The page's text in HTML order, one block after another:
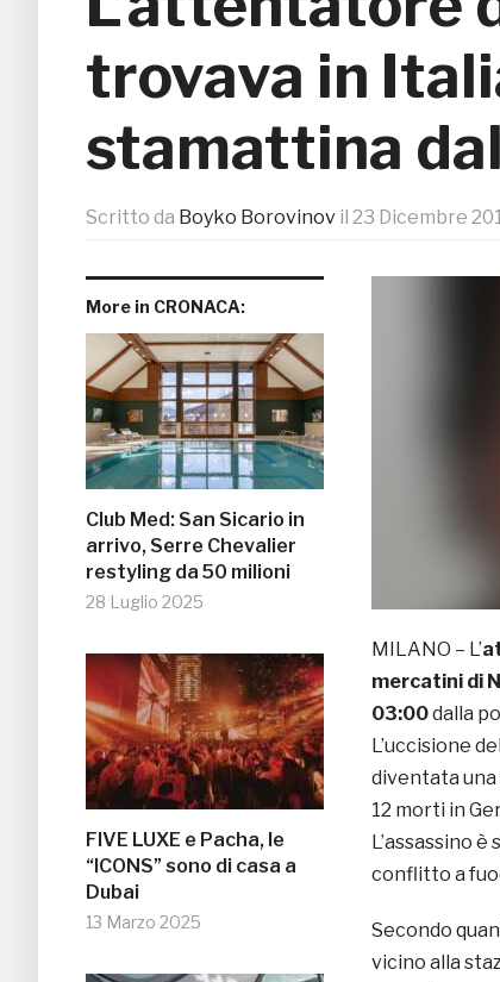
trovava in
stamattina
Scritto da Boyko Borovinov il 23 Dicembre
More in CRONACA:
Club Med: San Sicario in
arrivo, Serre Chevalier
restyling da 50 milioni
28 Luglio 2025
FIVE LUXE e Pacha, le
“ICONS” sono di casa a
Dubai
13 Marzo 2025
MILANO – L’
mercatini di
03:00dalla
L’uccisione
diventata
12 morti in
L’assassino
conflitto a
Secondo
vicino alla